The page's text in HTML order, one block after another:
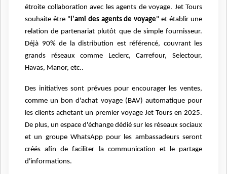
étroite collaboration avec les agents de voyage. Jet Tours
souhaite être "l'ami des agents de voyage" et établir une
relation de partenariat plutôt que de simple fournisseur.
Déjà 90% de la distribution est référencé, couvrant les
grands réseaux comme Leclerc, Carrefour, Selectour,
Havas, Manor, etc..
Des initiatives sont prévues pour encourager les ventes,
comme un bon d'achat voyage (BAV) automatique pour
les clients achetant un premier voyage Jet Tours en 2025.
De plus, un espace d'échange dédié sur les réseaux sociaux
et un groupe WhatsApp pour les ambassadeurs seront
créés afin de faciliter la communication et le partage
d'informations.